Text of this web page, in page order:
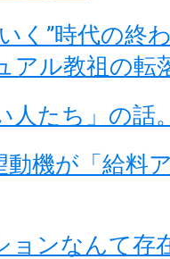
く”時代の終
アル教祖の転
人たち」の話
動機が「給料
ョンなんて存